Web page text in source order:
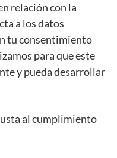
relación con la
a los datos
tu consentimiento
para que este
y pueda desarrollar
al cumplimiento